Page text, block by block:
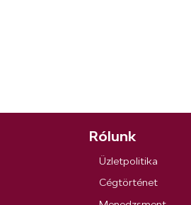
Rólunk
Üzletpolitika
Cégtörténet